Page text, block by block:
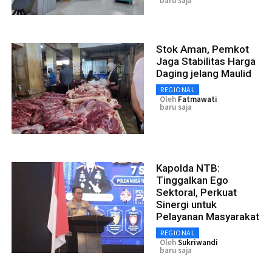
Stok Aman, Pemkot
Jaga Stabilitas Harga
Daging jelang Maulid
REGIONAL
Oleh Fatmawati
baru saja
Kapolda NTB:
Tinggalkan Ego
Sektoral, Perkuat
Sinergi untuk
Pelayanan Masyarakat
REGIONAL
OlehSukriwandi
baru saja